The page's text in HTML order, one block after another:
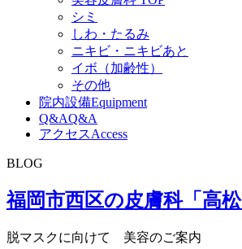
シミ
しわ・たるみ
ニキビ・ニキビあと
イボ（加齢性）
その他
院内設備Equipment
Q&AQ&A
アクセスAccess
BLOG
福岡市西区の皮膚科「高
脱マスクに向けて 美容のご案内